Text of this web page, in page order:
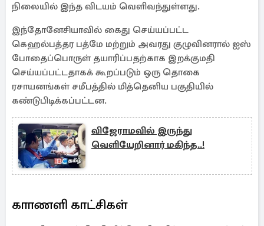
நிலையில் இந்த விடயம் வெளிவந்துள்ளது.
இந்தோனேசியாவில் கைது செய்யப்பட்ட
கெஹல்பத்தர பத்மே மற்றும் அவரது குழுவினரால் ஐஸ்
போதைப்பொருள் தயாரிப்பதற்காக இறக்குமதி
செய்யப்பட்டதாகக் கூறப்படும் ஒரு தொகை
ரசாயனங்கள் சமீபத்தில் மித்தெனிய பகுதியில்
கண்டுபிடிக்கப்பட்டன.
விஜேராமவில் இருந்து
வெளியேறினார் மகிந்த..!
காாணளி காட்சிகள்